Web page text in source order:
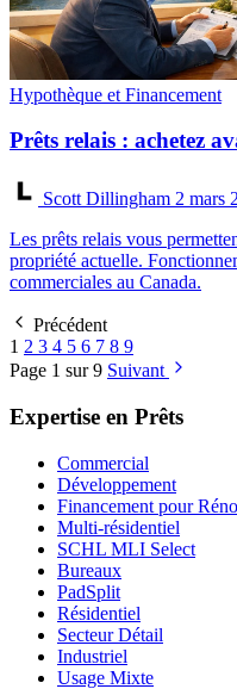
Hypothèque et Financement
Prêts relais : achetez
Scott Dillingham 2 mars
Les prêts relais vous
propriété actuelle.
commerciales au Canada.
Précédent
1 2 3 4 5 6 7 8 9
Page 1 sur 9 Suivant
Expertise en Prêts
Commercial
Développement
Financement pour
Multi-résidentiel
SCHL MLI Select
Bureaux
PadSplit
Résidentiel
Secteur Détail
Industriel
Usage Mixte